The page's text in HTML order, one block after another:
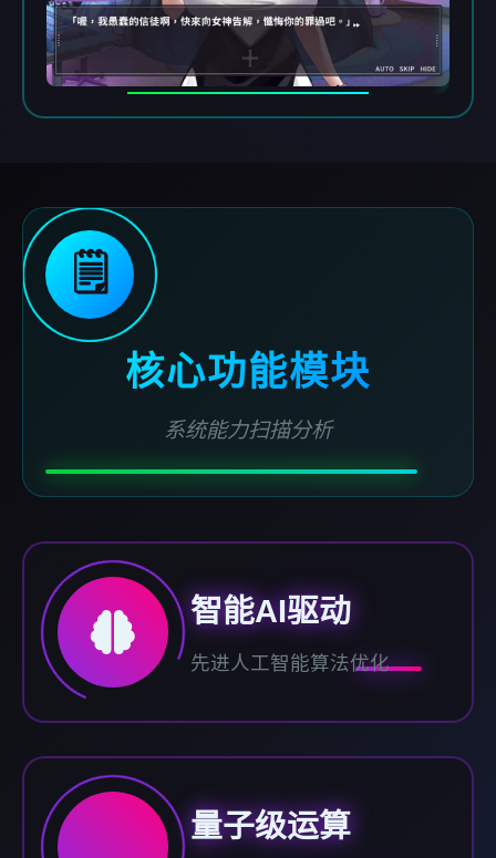
🗒️
核心功能模块
系统能力扫描分析
智能AI驱动
先进人工智能算法优化
量子级运算